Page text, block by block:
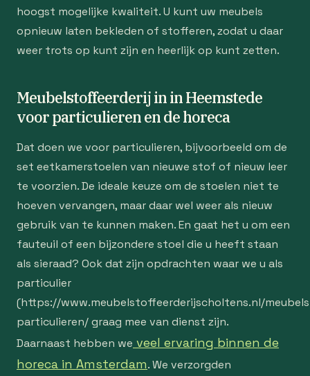
hoogst mogelijke kwaliteit. U kunt uw meubels
opnieuw laten bekleden of stofferen, zodat u daar
weer trots op kunt zijn en heerlijk op kunt zetten.
Meubelstoffeerderij in in Heemstede
voor particulieren en de horeca
Dat doen we voor particulieren, bijvoorbeeld om de
set eetkamerstoelen van nieuwe stof of nieuw leer
te voorzien. De ideale keuze om de stoelen niet te
hoeven vervangen, maar daar wel weer als nieuw
gebruik van te kunnen maken. En gaat het u om een
fauteuil of een bijzondere stoel die u heeft staan
als sieraad? Ook dat zijn opdrachten waar we u als
particulier
(https://www.meubelstoffeerderijscholtens.nl/
particulieren/ graag mee van dienst zijn.
Daarnaast hebben we veel ervaring binnen de
horeca in Amsterdam. We verzorgden